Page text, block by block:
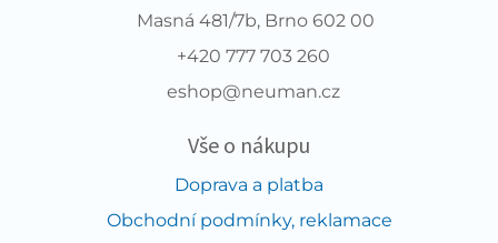
Masná 481/7b, Brno 602 00
+420 777 703 260
eshop@neuman.cz
Vše o nákupu
Doprava a platba
Obchodní podmínky, reklamace